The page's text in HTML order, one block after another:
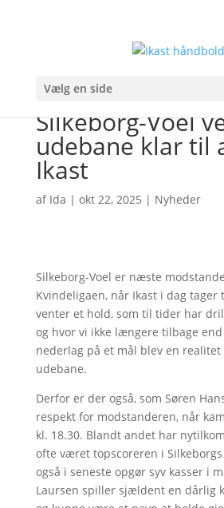
Vælg en side
Silkeborg-Voel
udebane klar til
Ikast
af Ida | okt 22, 2025 | Nyheder
Silkeborg-Voel er næste
Kvindeligaen, når Ikast i dag tager
venter et hold, som til tider har
og hvor vi ikke længere tilbage
nederlag på et mål blev en
udebane.
Derfor er der også, som Søren
respekt for modstanderen, når
kl. 18.30. Blandt andet har
ofte været topscoreren i
også i seneste opgør syv kasser i
Laursen spiller sjældent en dårlig